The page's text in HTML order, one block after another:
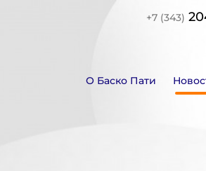
+7 (343)
О Баско Пати